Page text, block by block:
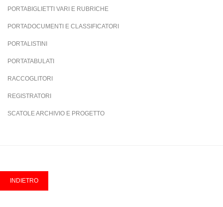
PORTABIGLIETTI VARI E RUBRICHE
PORTADOCUMENTI E CLASSIFICATORI
PORTALISTINI
PORTATABULATI
RACCOGLITORI
REGISTRATORI
SCATOLE ARCHIVIO E PROGETTO